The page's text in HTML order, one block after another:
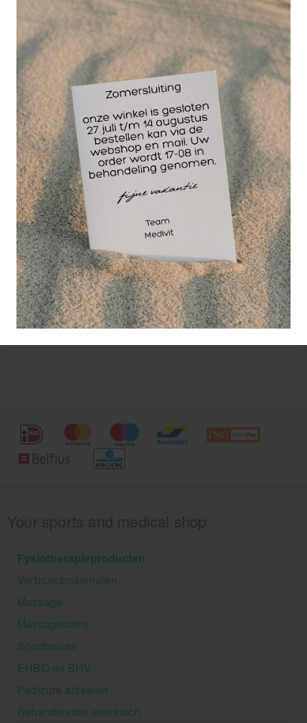
voorkomt dat de balans mat wegschuift bij
sprongoefeningen. Daarnaast is de Airex Elite beter
bestand tegen beschadigingen bij gebruik met
schoenen.
De Airex Balans pad Elite bevordert de motoriek,
conditie, coördinatie, kracht en de proprioceptieve
training. Daarom is de Airex Elite een veel gebruikt
product bij fysiotherapeuten, personaltrainers en
revalidatiecentra.
Eigenschappen Airex Balans pad Elite
Art.1776
Afmeting: ca. L 50 x B 40 x H 6 cm
Gewicht: ca. 1 kg
Kleur: blauw, antraciet, kiwi
Eenheid: per stuk
Fysiotherapieproducten
Verbruiksmaterialen
Massage
Massagetafels
Sportbraces
EHBO en BHV
Pedicure artikelen
Behandelstoel elektrisch